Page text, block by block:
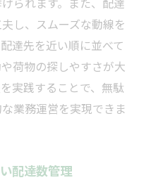
し、スムーズな動線を
達先を近い順に並べて
荷物の探しやすさが大
実践することで、無駄
業務運営を実現できま
配達数管理